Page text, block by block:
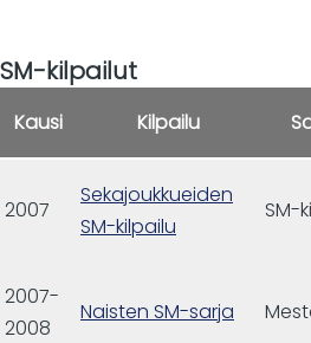
SM-kilpailut
Kausi Kilpailu
2007
Sekajoukkueiden
SM-kilpailu
SM-
2007-
2008
Naisten SM-sarja